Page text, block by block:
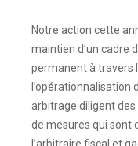
Notre action cette
maintien d’un cadre
permanent à travers
l’opérationnalisation
arbitrage diligent
de mesures qui sont